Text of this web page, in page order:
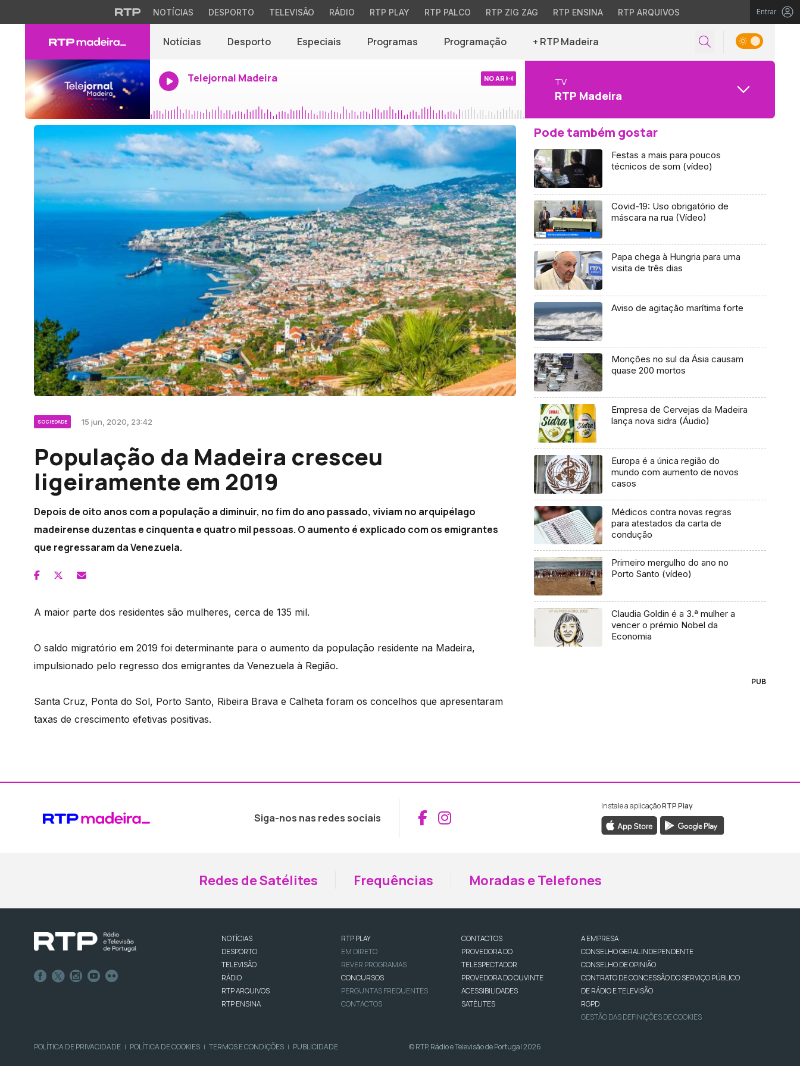
NOTÍCIAS DESPORTO TELEVISÃO RÁDIO RTP PLAY RTP PALCO RTP ZIG ZAG RTP ENSINA RTP ARQUIVOS Entrar
Notícias Desporto Especiais Programas Programação + RTP Madeira
Telejornal Madeira NO AR TV
RTP Madeira
SOCIEDADE 15 jun, 2020, 23:42
População da Madeira cresceu
ligeiramente em 2019
Depois de oito anos com a população a diminuir, no fim do ano passado, viviam no arquipélago
madeirense duzentas e cinquenta e quatro mil pessoas. O aumento é explicado com os emigrantes
que regressaram da Venezuela.
A maior parte dos residentes são mulheres, cerca de 135 mil.
O saldo migratório em 2019 foi determinante para o aumento da população residente na Madeira,
impulsionado pelo regresso dos emigrantes da Venezuela à Região.
Santa Cruz, Ponta do Sol, Porto Santo, Ribeira Brava e Calheta foram os concelhos que apresentaram
taxas de crescimento efetivas positivas.
Pode também gostar
Festas a mais para poucos
técnicos de som (vídeo)
Covid-19: Uso obrigatório de
máscara na rua (Vídeo)
Papa chega à Hungria para uma
visita de três dias
Aviso de agitação marítima forte
Monções no sul da Ásia causam
quase 200 mortos
Empresa de Cervejas da Madeira
lança nova sidra (Áudio)
Europa é a única região do
mundo com aumento de novos
casos
Médicos contra novas regras
para atestados da carta de
condução
Primeiro mergulho do ano no
Porto Santo (vídeo)
Claudia Goldin é a 3.ª mulher a
vencer o prémio Nobel da
Economia
PUB
Siga-nos nas redes sociais Aceder ao Facebook da RTP Madeira
Aceder ao Instagram da RTP Madeira
Instale a aplicaçãoRTP Play
Redes de Satélites Frequências Moradas e Telefones
NOTÍCIAS
DESPORTO
TELEVISÃO
RÁDIO
RTP ARQUIVOS
RTP ENSINA
RTP PLAY
EM DIRETO
REVER PROGRAMAS
CONCURSOS
PERGUNTAS FREQUENTES
CONTACTOS
CONTACTOS
PROVEDORA DO
TELESPECTADOR
PROVEDORA DO OUVINTE
ACESSIBILIDADES
SATÉLITES
A EMPRESA
CONSELHO GERAL INDEPENDENTE
CONSELHO DE OPINIÃO
CONTRATO DE CONCESSÃO DO SERVIÇO PÚBLICO
DE RÁDIO E TELEVISÃO
RGPD
GESTÃO DAS DEFINIÇÕES DE COOKIES
POLÍTICA DE PRIVACIDADE | POLÍTICA DE COOKIES | TERMOS E CONDIÇÕES | PUBLICIDADE © RTP, Rádio e Televisão de Portugal 2026